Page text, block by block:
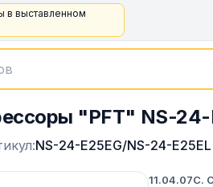
в выставленном
"PFT" NS-
NS-24-E25EG/NS-24-E25EL
11.04.07C.